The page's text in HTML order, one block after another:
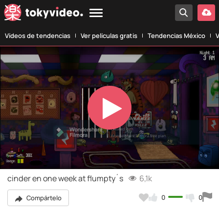
Vídeos de tendencias Ver películas gratis Tendencias México
Play
Video
cinder en one week at flumpty´s 6,1k
Compártelo 0 0